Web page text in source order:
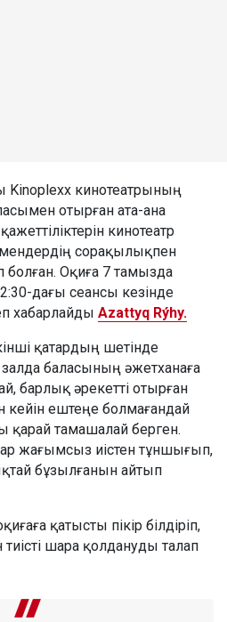
Kinoplexx кинотеатрының
отырған ата-ана
кинотеатр
сорақылықпен
болған. Оқиға 7 тамызда
дағы сеансы кезінде
хабарлайды Azattyq Rýhy.
қатардың шетінде
баласының әжетханаға
барлық әрекетті отырған
кейін ештеңе болмағандай
қарай тамашалай берген.
жағымсыз иістен тұншығып,
бұзылғанын айтып
қатысты пікір білдіріп,
тиісті шара қолдануды талап